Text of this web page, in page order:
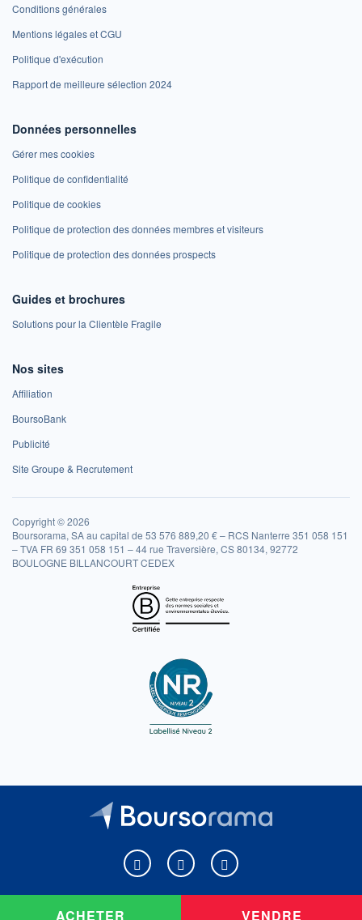
ACHETER VENDRE
Conditions générales
Mentions légales et CGU
Politique d'exécution
Rapport de meilleure sélection 2024
Données personnelles
Gérer mes cookies
Politique de confidentialité
Politique de cookies
Politique de protection des données membres et visiteurs
Politique de protection des données prospects
Guides et brochures
Solutions pour la Clientèle Fragile
Nos sites
Affiliation
BoursoBank
Publicité
Site Groupe & Recrutement
Copyright © 2026
Boursorama, SA au capital de 53 576 889,20 € – RCS Nanterre 351 058 151
– TVA FR 69 351 058 151 – 44 rue Traversière, CS 80134, 92772
BOULOGNE BILLANCOURT CEDEX
Boursorama sur Facebook
Boursorama sur XBoursorama sur